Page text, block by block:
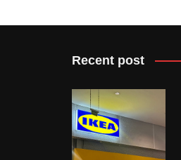
Recent post